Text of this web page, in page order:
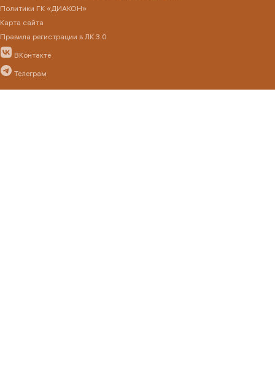
Политики ГК «ДИАКОН»
Карта сайта
Правила регистрации в ЛК 3.0
ВКонтакте
Телеграм